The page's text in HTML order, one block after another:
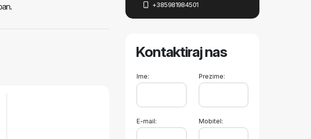
+385981984501
Kontaktiraj nas
Ime: Prezime:
E-mail: Mobitel: